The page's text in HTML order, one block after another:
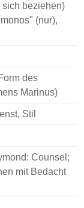
beziehen)
(nur),
des
Marinus)
Stil
Counsel;
mit Bedacht